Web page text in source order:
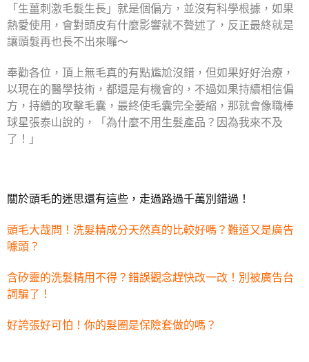
「生薑刺激毛髮生長」就是個偏方，並沒有科學根據，如果
熱愛使用，會對頭皮有什麼影響就不贅述了，反正最終就是
讓頭髮再也長不出來囉～
奉勸各位，頂上無毛真的有點尷尬沒錯，但如果好好治療，
以現在的醫學技術，都還是有機會的，不過如果持續相信偏
方，持續的攻擊毛囊，最終使毛囊完全萎縮，那就會像職棒
球星張泰山說的，「為什麼不用生髮產品？因為我來不及
了！」
關於頭毛的迷思還有這些，走過路過千萬別錯過！
頭毛大哉問！洗髮精成分天然真的比較好嗎？難道又是廣告
噱頭？
含矽靈的洗髮精用不得？錯誤觀念趕快改一改！別被廣告台
詞騙了！
好誇張好可怕！你的髮圈是保險套做的嗎？